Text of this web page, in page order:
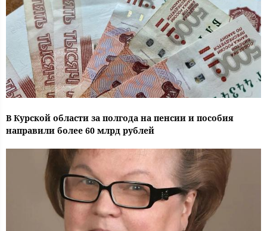
В Курской области за полгода на пенсии и пособия
направили более 60 млрд рублей